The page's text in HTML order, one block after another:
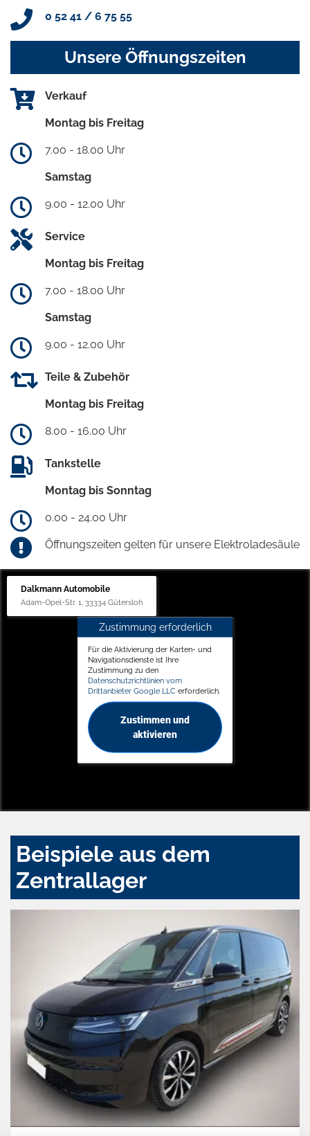
0 52 41 / 6 75 55
Unsere Öffnungszeiten
Verkauf
Montag bis Freitag
7.00 - 18.00 Uhr
Samstag
9.00 - 12.00 Uhr
Service
Montag bis Freitag
7.00 - 18.00 Uhr
Samstag
9.00 - 12.00 Uhr
Teile & Zubehör
Montag bis Freitag
8.00 - 16.00 Uhr
Tankstelle
Montag bis Sonntag
0.00 - 24.00 Uhr
Öffnungszeiten gelten für unsere Elektroladesäule
Dalkmann Automobile
Adam-Opel-Str. 1, 33334 Gütersloh
Zustimmung erforderlich
Für die Aktivierung der Karten- und
Navigationsdienste ist Ihre
Zustimmung zu den
Datenschutzrichtlinien vom
Drittanbieter Google LLC erforderlich.
Zustimmen und
aktivieren
Beispiele aus dem
Zentrallager